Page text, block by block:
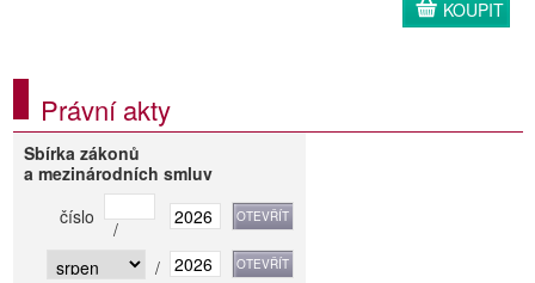
KOUPIT
Právní akty
Sbírka zákonů
a mezinárodních smluv
číslo
/
/